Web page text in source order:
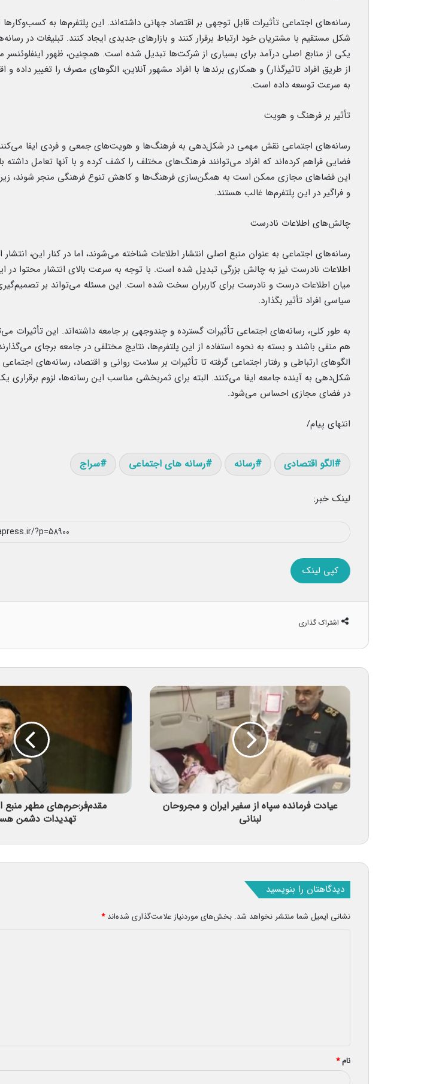
رسانه‌های اجتماعی تأثیرات قابل توجهی بر اقتصاد جهانی داشته‌اند. این پلتفرم‌ها به کسب‌وکارها
شکل مستقیم با مشتریان خود ارتباط برقرار کنند و بازارهای جدیدی ایجاد کنند. تبلیغات در
یکی از منابع اصلی درآمد برای بسیاری از شرکت‌ها تبدیل شده است. همچنین، ظهور اینفلوئنسر
از طریق افراد تاثیرگذار) و همکاری برندها با افراد مشهور آنلاین، الگوهای مصرف را تغییر داده و
به سرعت توسعه داده است.
تأثیر بر فرهنگ و هویت
رسانه‌های اجتماعی نقش مهمی در شکل‌دهی به فرهنگ‌ها و هویت‌های جمعی و فردی ایفا
فضایی فراهم کرده‌اند که افراد می‌توانند فرهنگ‌های مختلف را کشف کرده و با آنها تعامل داشته
این فضاهای مجازی ممکن است به همگن‌سازی فرهنگ‌ها و کاهش تنوع فرهنگی منجر شوند،
و فراگیر در این پلتفرم‌ها غالب هستند.
چالش‌های اطلاعات نادرست
رسانه‌های اجتماعی به عنوان منبع اصلی انتشار اطلاعات شناخته می‌شوند، اما در کنار این، انتشار
اطلاعات نادرست نیز به چالش بزرگی تبدیل شده است. با توجه به سرعت بالای انتشار محتوا در
میان اطلاعات درست و نادرست برای کاربران سخت شده است. این مسئله می‌تواند بر
سیاسی افراد تأثیر بگذارد.
به طور کلی، رسانه‌های اجتماعی تأثیرات گسترده و چندوجهی بر جامعه داشته‌اند. این تأثیرات
هم منفی باشند و بسته به نحوه استفاده از این پلتفرم‌ها، نتایج مختلفی در جامعه برجای
الگوهای ارتباطی و رفتار اجتماعی گرفته تا تأثیرات بر سلامت روانی و اقتصاد، رسانه‌های
شکل‌دهی به آینده جامعه ایفا می‌کنند. البته برای ثمربخشی مناسب این رسانه‌ها، لزوم
در فضای مجازی احساس می‌شود.
انتهای پیام/
الگو اقتصادی رسانه رسانه های اجتماعی سراج
لینک خبر:
کپی لینک
اشتراک گذاری
عیادت فرمانده سپاه از سفیر ایران و مجروحان
لبنانی
مقدم‌فر:حرم‌های مطهر منبع
تهدیدات دشمن‌
دیدگاهتان را بنویسید
نشانی ایمیل شما منتشر نخواهد شد. بخش‌های موردنیاز علامت‌گذاری شده‌اند*
*
نام*